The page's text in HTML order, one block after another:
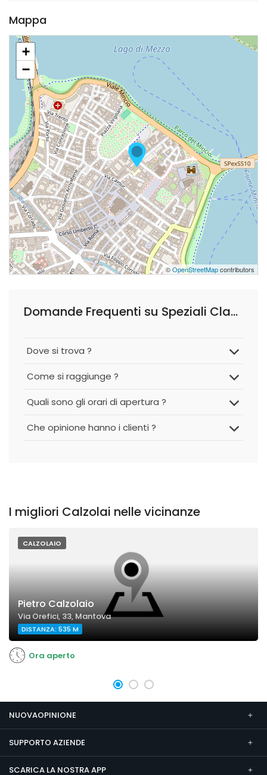
Mappa
+
−
©OpenStreetMapcontributors
Domande Frequenti su Speziali Claudio
Dove si trova ?
Come si raggiunge ?
Quali sono gli orari di apertura ?
Che opinione hanno i clienti ?
I migliori Calzolai nelle vicinanze
CALZOLAIO
Pietro Calzolaio
Via Orefici, 33, Mantova
DISTANZA: 535 M
Ora aperto
NUOVAOPINIONE
SUPPORTO AZIENDE
SCARICA LA NOSTRA APP